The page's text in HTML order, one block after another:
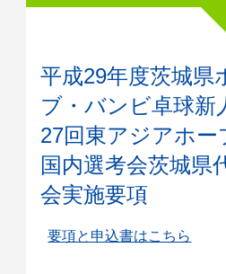
平成29年度茨城県
ブ・バンビ卓球新
27回東アジアホー
国内選考会茨城県
会実施要項
要項と申込書はこちら